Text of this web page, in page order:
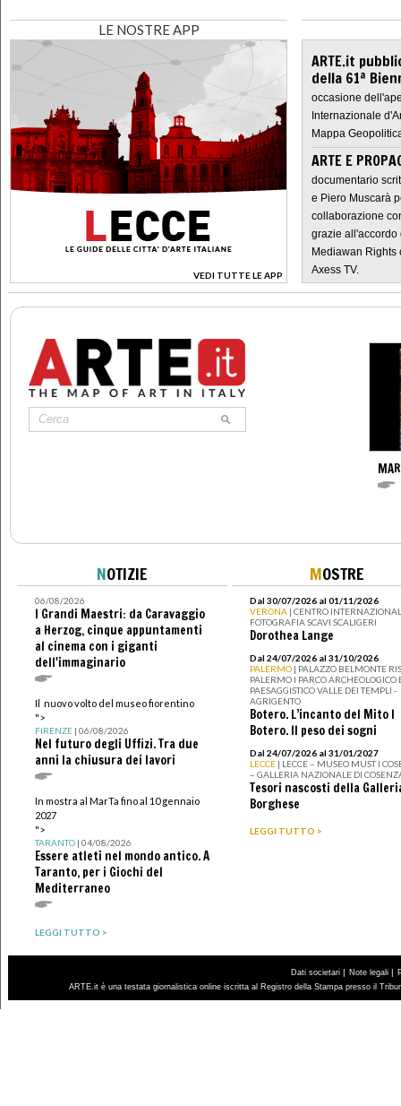
LE NOSTRE APP
VEDI TUTTE LE APP
>
ARTE.it
della 61ª
occasione
Internazionale
Mappa
ARTE E
documentario
e Piero Muscarà
collaborazione
grazie all'accordo
Mediawan Rights
Axess TV.
NOTIZIE
06/08/2026
I Grandi Maestri: da Caravaggio
a Herzog, cinque appuntamenti
al cinema con i giganti
dell'immaginario
Il nuovo volto del museo fiorentino
">
FIRENZE| 06/08/2026
Nel futuro degli Uffizi. Tra due
anni la chiusura dei lavori
In mostra al MarTa fino al 10 gennaio
2027
">
TARANTO| 04/08/2026
Essere atleti nel mondo antico. A
Taranto, per i Giochi del
Mediterraneo
LEGGI TUTTO >
MOSTRE
Dal 30/07/2026 al 01/11/2026
VERONA | CENTRO
FOTOGRAFIA SCAVI SCALIGERI
Dorothea Lange
Dal 24/07/2026 al 31/10/2026
PALERMO | PALAZZO BELMONTE
PALERMO I PARCO ARCHEOLOGICO
PAESAGGISTICO VALLE DEI TEMPLI -
AGRIGENTO
Botero. L’incanto del Mito I
Botero. Il peso dei sogni
Dal 24/07/2026 al 31/01/2027
LECCE | LECCE – MUSEO MUST I
– GALLERIA NAZIONALE DI
Tesori nascosti della
Borghese
LEGGI TUTTO >
Dati societari | Note legali |
ARTE.it è una testata giornalistica online iscritta al Registro della Stampa presso il